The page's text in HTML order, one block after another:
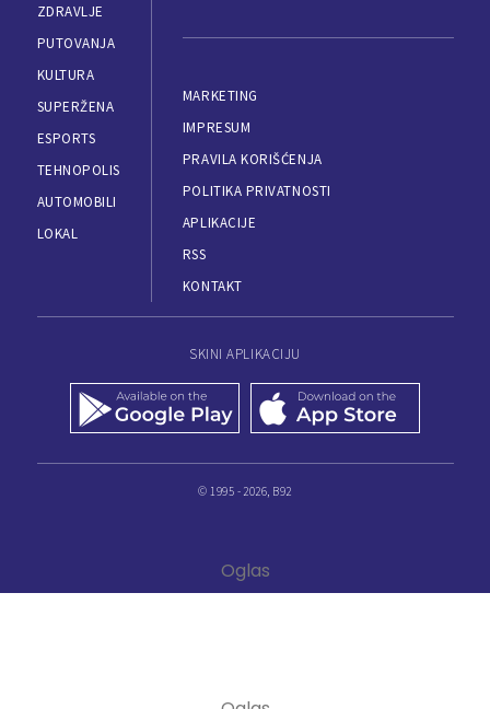
ZDRAVLJE
PUTOVANJA
KULTURA
SUPERŽENA
ESPORTS
TEHNOPOLIS
AUTOMOBILI
LOKAL
MARKETING
IMPRESUM
PRAVILA KORIŠĆENJA
POLITIKA PRIVATNOSTI
APLIKACIJE
RSS
KONTAKT
SKINI APLIKACIJU
© 1995 - 2026, B92